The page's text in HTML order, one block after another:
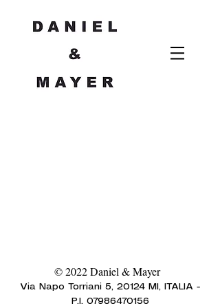
© 2022 Daniel & Mayer
Via Napo Torriani 5, 20124 MI , ITALIA -
P.I. 07986470156